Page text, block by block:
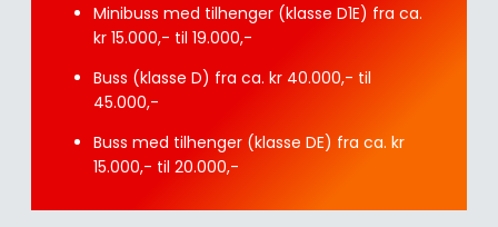
Minibuss med tilhenger (klasse D1E) fra ca.
kr 15.000,- til 19.000,-
Buss (klasse D) fra ca. kr 40.000,- til
45.000,-
Buss med tilhenger (klasse DE) fra ca. kr
15.000,- til 20.000,-